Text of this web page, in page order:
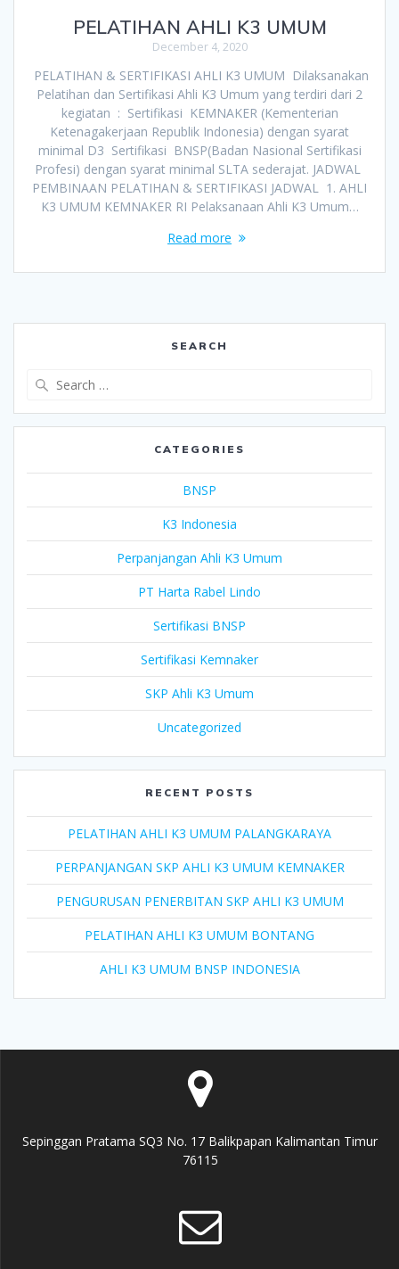
PELATIHAN AHLI K3 UMUM
December 4, 2020
PELATIHAN & SERTIFIKASI AHLI K3 UMUM Dilaksanakan
Pelatihan dan Sertifikasi Ahli K3 Umum yang terdiri dari 2
kegiatan : Sertifikasi KEMNAKER (Kementerian
Ketenagakerjaan Republik Indonesia) dengan syarat
minimal D3 Sertifikasi BNSP(Badan Nasional Sertifikasi
Profesi) dengan syarat minimal SLTA sederajat. JADWAL
PEMBINAAN PELATIHAN & SERTIFIKASI JADWAL 1. AHLI
K3 UMUM KEMNAKER RI Pelaksanaan Ahli K3 Umum…
Read more
SEARCH
CATEGORIES
BNSP
K3 Indonesia
Perpanjangan Ahli K3 Umum
PT Harta Rabel Lindo
Sertifikasi BNSP
Sertifikasi Kemnaker
SKP Ahli K3 Umum
Uncategorized
RECENT POSTS
PELATIHAN AHLI K3 UMUM PALANGKARAYA
PERPANJANGAN SKP AHLI K3 UMUM KEMNAKER
PENGURUSAN PENERBITAN SKP AHLI K3 UMUM
PELATIHAN AHLI K3 UMUM BONTANG
AHLI K3 UMUM BNSP INDONESIA
Sepinggan Pratama SQ3 No. 17 Balikpapan Kalimantan Timur
76115